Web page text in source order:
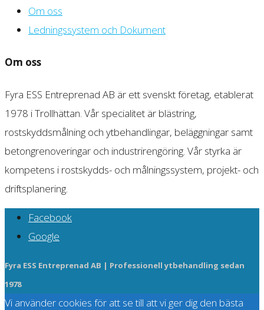
Om oss
Ledningssystem och Dokument
Om oss
Fyra ESS Entreprenad AB är ett svenskt företag, etablerat
1978 i Trollhättan. Vår specialitet är blästring,
rostskyddsmålning och ytbehandlingar, beläggningar samt
betongrenoveringar och industrirengöring. Vår styrka är
kompetens i rostskydds- och målningssystem, projekt- och
driftsplanering.
Facebook
Google
Fyra ESS Entreprenad AB | Professionell ytbehandling sedan
1978
Vi använder cookies för att se till att vi ger dig den bästa